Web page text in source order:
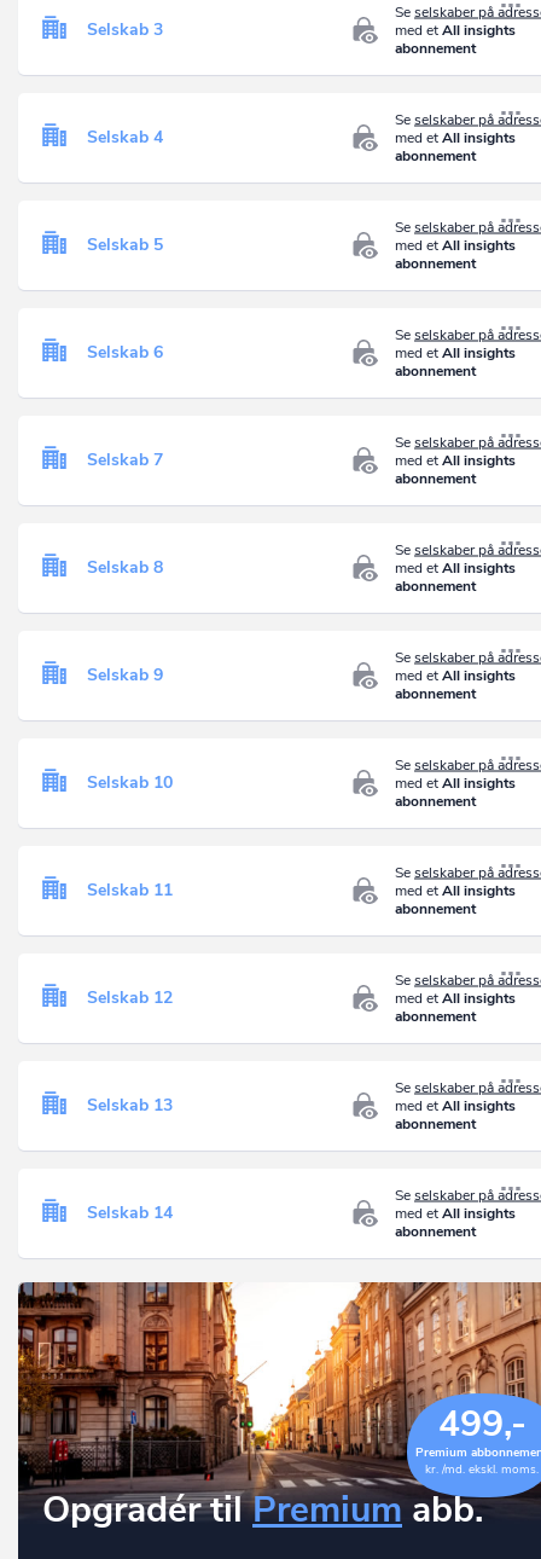
Seselskaber på
med etAll insights
abonnement
Selskab 3
Seselskaber på
med etAll insights
abonnement
Selskab 4
Seselskaber på
med etAll insights
abonnement
Selskab 5
Seselskaber på
med etAll insights
abonnement
Selskab 6
Seselskaber på
med etAll insights
abonnement
Selskab 7
Seselskaber på
med etAll insights
abonnement
Selskab 8
Seselskaber på
med etAll insights
abonnement
Selskab 9
Seselskaber på
med etAll insights
abonnement
Selskab 10
Seselskaber på
med etAll insights
abonnement
Selskab 11
Seselskaber på
med etAll insights
abonnement
Selskab 12
Seselskaber på
med etAll insights
abonnement
Selskab 13
Seselskaber på
med etAll insights
abonnement
Selskab 14
499,-
Premium
kr. /md. ekskl. moms.
Opgradér tilPremium abb.